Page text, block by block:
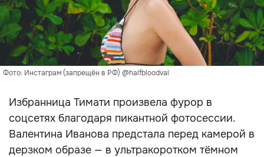
Фото: Инстаграм (запрещён в РФ) @halfbloodval
Избранница Тимати произвела фурор в
соцсетях благодаря пикантной фотосессии.
Валентина Иванова предстала перед камерой в
дерзком образе — в ультракоротком тёмном